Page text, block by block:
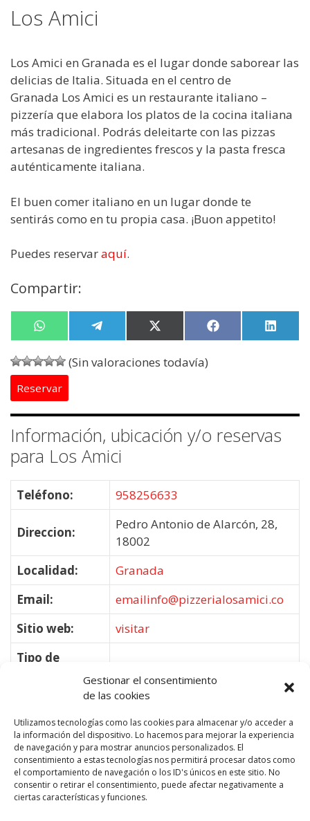
Gestionar el consentimiento
de las cookies
Utilizamos tecnologías como las cookies para almacenar y/o acceder a
la información del dispositivo. Lo hacemos para mejorar la experiencia
de navegación y para mostrar anuncios personalizados. El
consentimiento a estas tecnologías nos permitirá procesar datos como
el comportamiento de navegación o los ID's únicos en este sitio. No
consentir o retirar el consentimiento, puede afectar negativamente a
ciertas características y funciones.
Los Amici
Los Amici en Granada es el lugar donde saborear las
delicias de Italia. Situada en el centro de
Granada Los Amici es un restaurante italiano –
pizzería que elabora los platos de la cocina italiana
más tradicional. Podrás deleitarte con las pizzas
artesanas de ingredientes frescos y la pasta fresca
auténticamente italiana.
El buen comer italiano en un lugar donde te
sentirás como en tu propia casa. ¡Buon appetito!
Puedes reservaraquí.
Compartir:
Compartir
en
W
h
a
t
s
A
p
p
Compartir
en
e
l
e
m
Compartir
en
X
(
w
e
)
Compartir
en
F
a
k
en
L
i
n
(Sin valoraciones todavía)
Reservar
Información, ubicación y/o reservas
para Los Amici
Teléfono: 958256633
Direccion:
Pedro Antonio de Alarcón, 28,
18002
Localidad:
Granada
Email:
emailinfo@pizzerialosamici.co
Sitio web:
visitar
Tipo de